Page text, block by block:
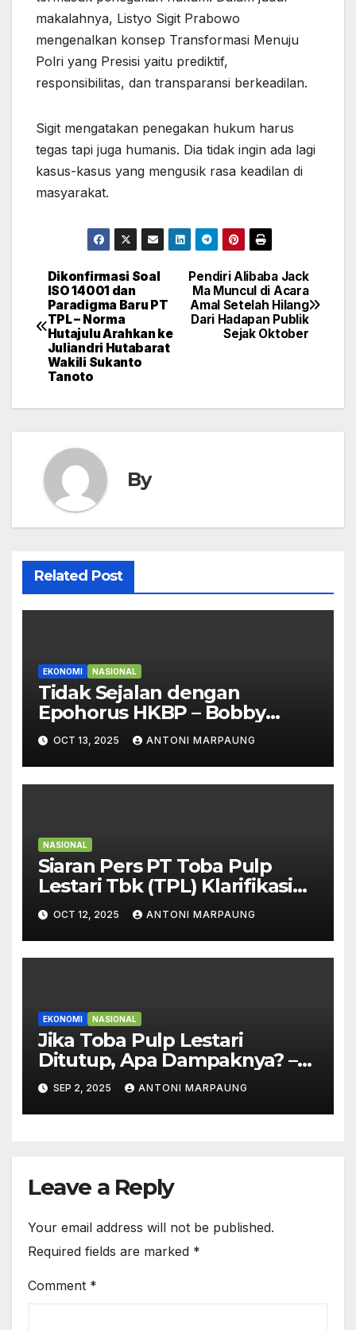
makalahnya, Listyo Sigit Prabowo
mengenalkan konsep Transformasi Menuju
Polri yang Presisi yaitu prediktif,
responsibilitas, dan transparansi berkeadilan.
Sigit mengatakan penegakan hukum harus
tegas tapi juga humanis. Dia tidak ingin ada lagi
kasus-kasus yang mengusik rasa keadilan di
masyarakat.
Post
navigation
Pendiri Alibaba Jack
Ma Muncul di Acara
Amal Setelah Hilang
Dari Hadapan Publik
Sejak Oktober
Dikonfirmasi Soal
ISO 14001 dan
Paradigma Baru PT
TPL – Norma
Hutajulu Arahkan ke
Juliandri Hutabarat
Wakili Sukanto
Tanoto
By
Related Post
EKONOMI NASIONAL
Tidak Sejalan dengan
Epohorus HKBP – Bobby
Bersikeras PT TPL Punya Hak
untuk Beroperasi
OCT 13, 2025 ANTONI MARPAUNG
NASIONAL
Siaran Pers PT Toba Pulp
Lestari Tbk (TPL) Klarifikasi
atas Informasi Tidak Akurat
Terkait Kejadian di Sihaporas
OCT 12, 2025 ANTONI MARPAUNG
EKONOMI NASIONAL
Jika Toba Pulp Lestari
Ditutup, Apa Dampaknya? –
Ini Penjelasan Joni Supriyanto
SEP 2, 2025 ANTONI MARPAUNG
Leave a Reply
Your email address will not be published.
Required fields are marked *
Comment *